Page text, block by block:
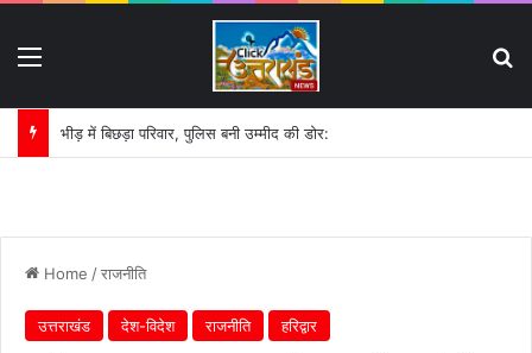
गिरफ्तार लोगों की परेड और मीडिया ट्रायल पर हाईकोर्ट का सख्त रुख:
Home /राजनीति
उत्तराखंड देश-विदेश राजनीति हरिद्वार